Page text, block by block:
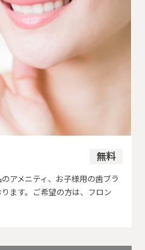
無料
アメニティ、お子様用の歯ブラ
ます。ご希望の方は、フロン